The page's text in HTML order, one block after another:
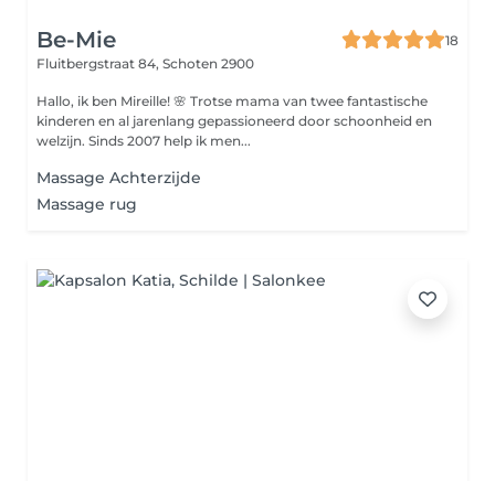
Be-Mie
18
Fluitbergstraat 84, Schoten 2900
Hallo, ik ben Mireille! 🌸 Trotse mama van twee fantastische
kinderen en al jarenlang gepassioneerd door schoonheid en
welzijn. Sinds 2007 help ik men...
Massage Achterzijde
Massage rug